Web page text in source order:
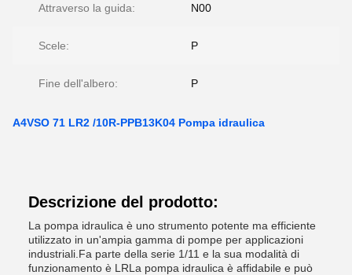
Attraverso la guida: N00
Scele: P
Fine dell'albero: P
A4VSO 71 LR2 /10R-PPB13K04 Pompa idraulica
Descrizione del prodotto:
La pompa idraulica è uno strumento potente ma efficiente
utilizzato in un'ampia gamma di pompe per applicazioni
industriali.Fa parte della serie 1/11 e la sua modalità di
funzionamento è LRLa pompa idraulica è affidabile e può